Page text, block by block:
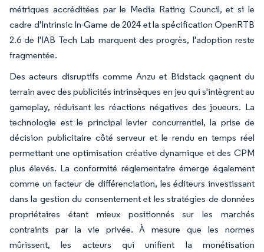
métriques accréditées par le Media Rating Council, et si le
cadre d'Intrinsic In-Game de 2024 et la spécification OpenRTB
2.6 de l'IAB Tech Lab marquent des progrès, l'adoption reste
fragmentée.
Des acteurs disruptifs comme Anzu et Bidstack gagnent du
terrain avec des publicités intrinsèques en jeu qui s'intègrent au
gameplay, réduisant les réactions négatives des joueurs. La
technologie est le principal levier concurrentiel, la prise de
décision publicitaire côté serveur et le rendu en temps réel
permettant une optimisation créative dynamique et des CPM
plus élevés. La conformité réglementaire émerge également
comme un facteur de différenciation, les éditeurs investissant
dans la gestion du consentement et les stratégies de données
propriétaires étant mieux positionnés sur les marchés
contraints par la vie privée. À mesure que les normes
mûrissent, les acteurs qui unifient la monétisation